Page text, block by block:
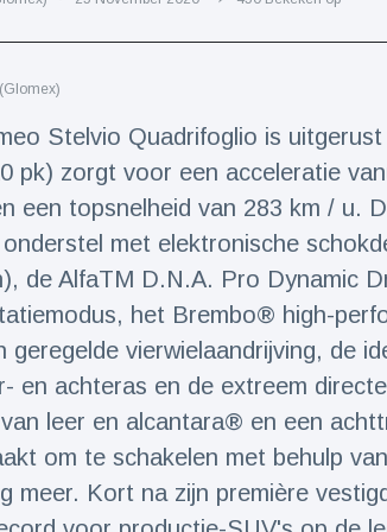
44 Bekeken
toont
31 Bekeken
de
stort
Stelvio Quadrifoglio is
pk) zorgt voor een acceleratie
een topsnelheid van 283 km / u.
met elektronische
de AlfaTM D.N.A. Pro Dynamic
het Brembo® high-
geregelde vierwielaandrijving, de
en achteras en de extreem
leer en alcantara® en een
om te schakelen met behulp
meer. Kort na zijn première